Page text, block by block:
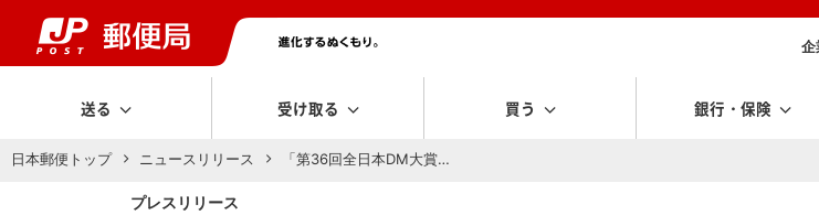
企
送る 受け取る 買う 銀行・保険
日本郵便トップ ニュースリリース 「第36回全日本DM大賞…
プレスリリース